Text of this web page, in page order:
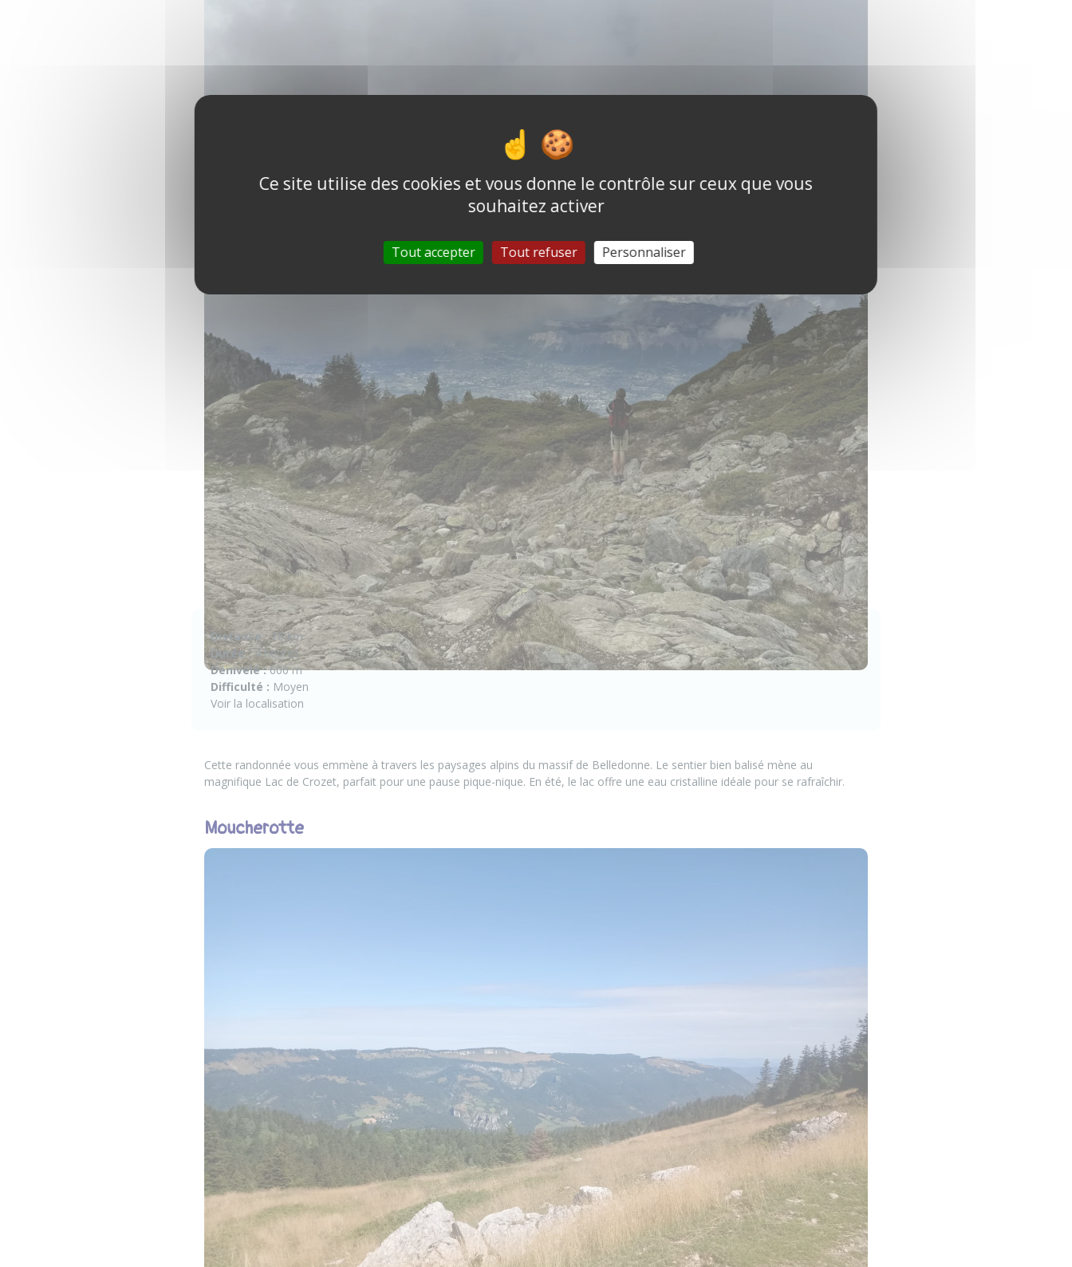
Distance :10 km
Durée :4 heures
Dénivelé :600 m
Difficulté : Moyen
Voir la localisation
Cette randonnée vous emmène à travers les paysages alpins du massif de Belledonne. Le sentier bien balisé mène au
magnifique Lac de Crozet, parfait pour une pause pique-nique. En été, le lac offre une eau cristalline idéale pour se rafraîchir.
Moucherotte
Ce site utilise des cookies et vous donne le contrôle sur ceux que vous
souhaitez activer
Tout accepter Tout refuser Personnaliser